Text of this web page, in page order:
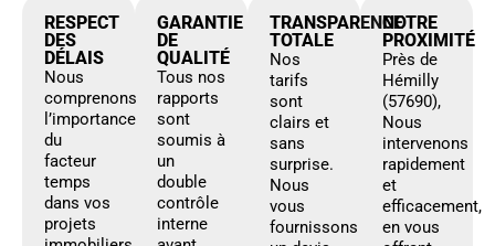
RESPECT
DES
DÉLAIS
Nous
comprenons
l’importance
du
facteur
temps
dans vos
projets
GARANTIE
DE
QUALITÉ
Tous nos
rapports
sont
soumis à
un
double
contrôle
interne
TRANSPARENCE
TOTALE
Nos
tarifs
sont
clairs et
sans
surprise.
Nous
vous
fournissons
NOTRE
PROXIMITÉ
Près de
Hémilly
(57690),
Nous
intervenons
rapidement
et
efficacement,
en vous